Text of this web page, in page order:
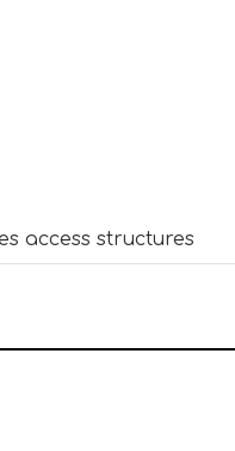
access structures